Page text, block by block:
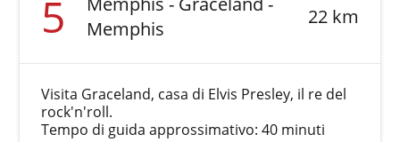
5
Memphis
22 km
Visita Graceland, casa di Elvis Presley, il re del
rock'n'roll.
Tempo di guida approssimativo: 40 minuti